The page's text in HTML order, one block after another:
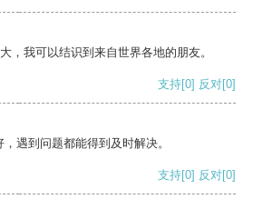
，我可以结识到来自世界各地的朋友。
支持[0] 反对[0]
遇到问题都能得到及时解决。
支持[0] 反对[0]